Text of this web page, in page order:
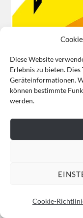
Diese Website
Erlebnis zu bieten.
Geräteinformationen.
können bestimmte
werden.
Cookie-